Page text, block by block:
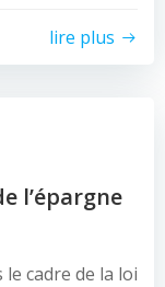
lire plus
l’épargne
cadre de la loi